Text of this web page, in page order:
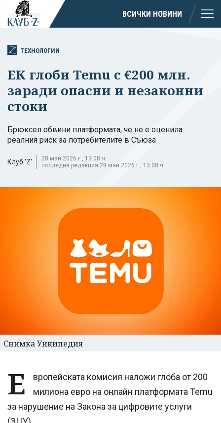
ВСИЧКИ НОВИНИ
ТЕХНОЛОГИИ
ЕК глоби Temu с €200 млн.
заради опасни и незаконни
стоки
Брюксел обвини платформата, че не е оценила
реалния риск за потребителите в Съюза
Клуб 'Z'
28 май 2026 г., 13:08 ч.
последна редакция 28 май 2026 г., 13:08 ч.
Снимка Уикипедия
Е
вропейската комисия наложи глоба от 200
милиона евро на онлайн платформата Temu
за нарушение на Закона за цифровите услуги